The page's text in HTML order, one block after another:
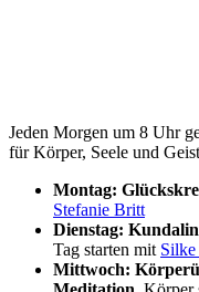
Jeden Morgen um 8 Uhr
für Körper, Seele und Geist
Montag:
Stefanie Britt
Dienstag:
Tag starten mit
Mittwoch: